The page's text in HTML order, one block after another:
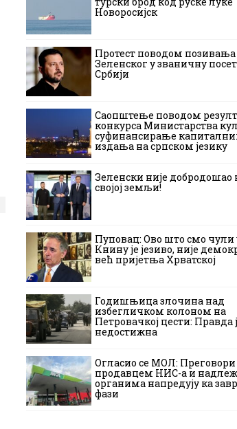
Новоросијск
Протест поводом позивања
Зеленског у званичну
Србији
Саопштење поводом
конкурса Министарства
суфинансирање
издања на српском језику
Зеленски није добродошао
својој земљи!
Пуповац: Ово што смо чули
Книну је језиво, није
већ пријетња Хрватској
Годишњица злочина над
избегличком колоном на
Петровачкој цести: Правда
недостижна
Огласио се МОЛ: Преговори
продавцем НИС-а и
органима напредују ка
фази